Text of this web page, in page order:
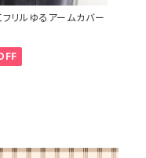
リルゆるアームカバー